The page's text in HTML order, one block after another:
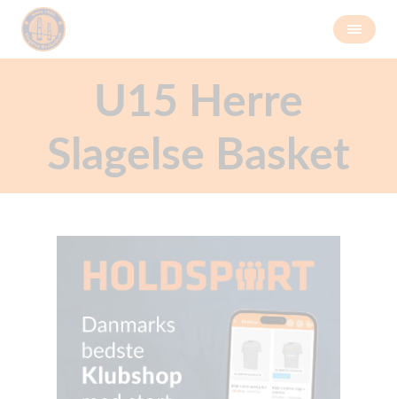
U15 Herre
Slagelse Basket